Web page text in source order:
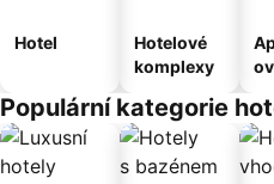
Hotel
Hotelové
komplexy
Populární kategorie